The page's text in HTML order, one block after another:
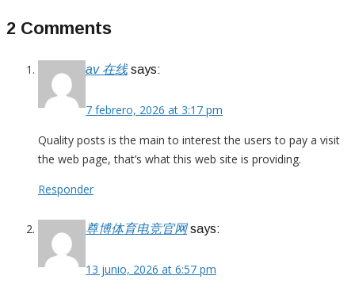
2 Comments
av 在线 says:
7 febrero, 2026 at 3:17 pm
Quality posts is the main to interest the users to pay a visit
the web page, that’s what this web site is providing.
Responder
尊博体育电竞官网 says:
13 junio, 2026 at 6:57 pm